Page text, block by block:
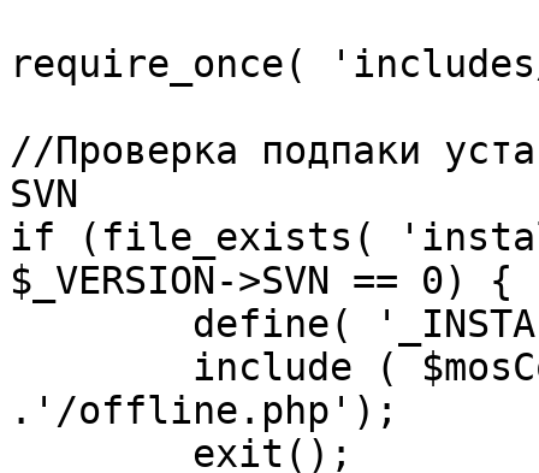
require_once(
//Проверка подпаки
SVN
if (file_exists(
$_VERSION->SVN == 0) {
.'/offline.php');